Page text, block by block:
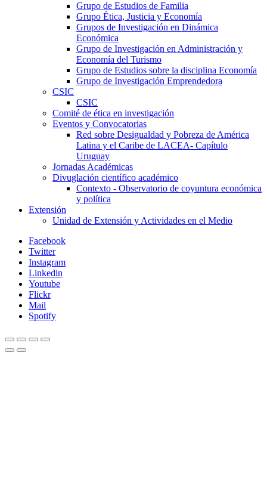
Grupo de Estudios de Familia
Grupo Ética, Justicia y Economía
Grupos de Investigación en Dinámica
Económica
Grupo de Investigación en Administración y
Economía del Turismo
Grupo de Estudios sobre la disciplina Economía
Grupo de Investigación Emprendedora
CSIC
CSIC
Comité de ética en investigación
Eventos y Convocatorias
Red sobre Desigualdad y Pobreza de América
Latina y el Caribe de LACEA- Capítulo
Uruguay
Jornadas Académicas
Divuglación científico académico
Contexto - Observatorio de coyuntura económica
y política
Extensión
Unidad de Extensión y Actividades en el Medio
Facebook
Twitter
Instagram
Linkedin
Youtube
Flickr
Mail
Spotify